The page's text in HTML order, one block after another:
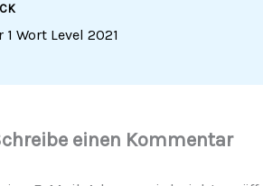
Wort Level 2021
einen Kommentar